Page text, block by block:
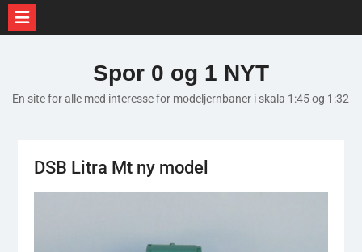
Spor 0 og 1 NYT
En site for alle med interesse for modeljernbaner i skala 1:45 og 1:32
DSB Litra Mt ny model